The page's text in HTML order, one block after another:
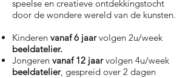
speelse en creatieve ontdekkingstocht
door de wondere wereld van de kunsten.
Kinderen vanaf 6 jaarvolgen 2u/week
beeldatelier.
Jongeren vanaf 12 jaarvolgen 4u/week
beeldatelier, gespreid over 2 dagen